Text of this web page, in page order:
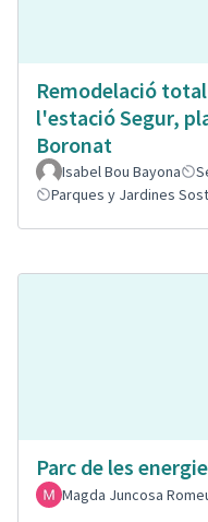
Remodelació
l'estació Segur,
Boronat
Isabel Bou Bayona
Parques y Jardines
Parc de les
Magda Juncosa